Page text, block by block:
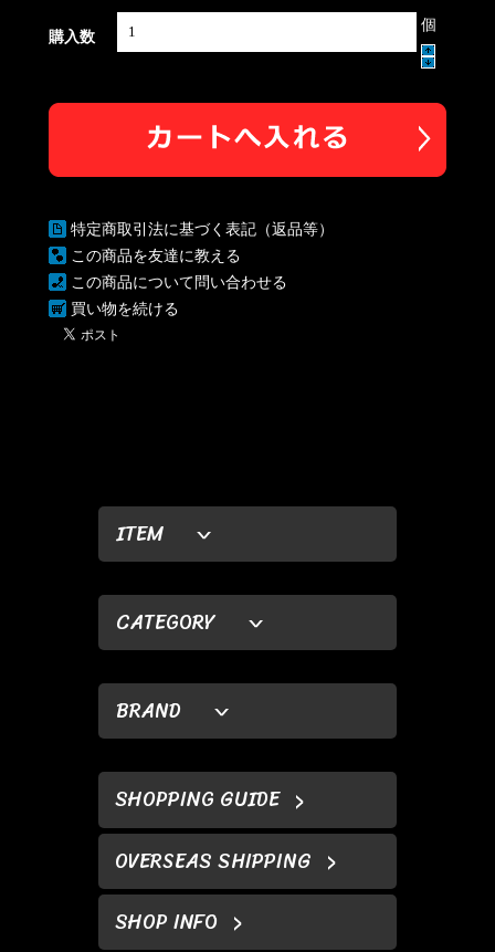
ITEM
CATEGORY
BRAND
SHOPPING GUIDE
OVERSEAS SHIPPING
SHOP INFO
購入数
個
特定商取引法に基づく表記（返品等）
この商品を友達に教える
この商品について問い合わせる
買い物を続ける